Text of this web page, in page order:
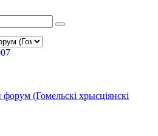
(Гомельскі хрысціянскі